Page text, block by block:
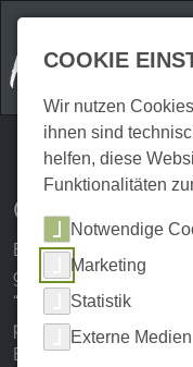
Google
Bitte geben Sie im
gewünschte Ziel ein
“Montevino” und
passenden aus.
Es erscheint ein
COOKIE
Wir nutzen
ihnen sind
helfen, diese
Funktionalitäten
Notwendige
Marketing
Statistik
Externe Medien